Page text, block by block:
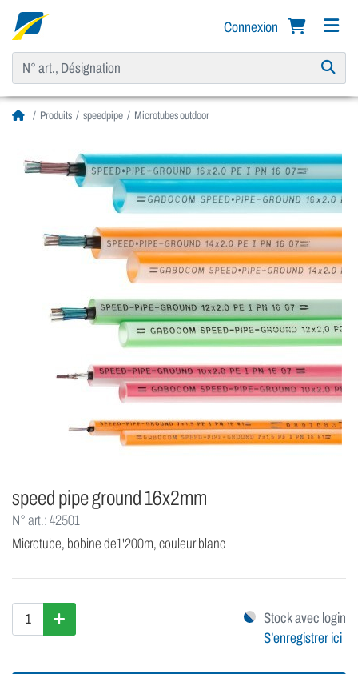
Connexion
Produits speedpipe Microtubes outdoor
speed pipe ground 16x2mm
N° art.: 42501
Microtube, bobine de1'200m, couleur blanc
Stock avec login
S’enregistrer ici